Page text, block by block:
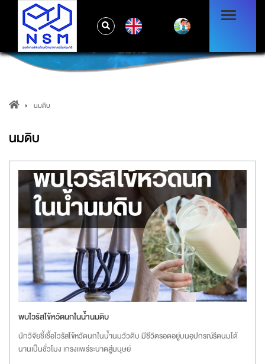
นมดิบ
นมดิบ
นมดิบ
พบไวรัสไข้หวัดนกในน้ำนมดิบ
นักวิจัยชี้เชื้อไวรัสไข้หวัดนกในน้ำนมวัวดิบ มีชีวิตรอดอยู่บนอุปกรณ์รีดนมได้
นานเป็นชั่วโมง เกรงแพร่ระบาดสู่มนุษย์